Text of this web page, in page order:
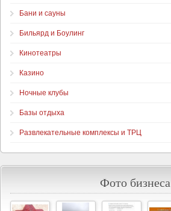
Бани и сауны
Бильярд и Боулинг
Кинотеатры
Казино
Ночные клубы
Базы отдыха
Развлекательные комплексы и ТРЦ
Фото бизнеса